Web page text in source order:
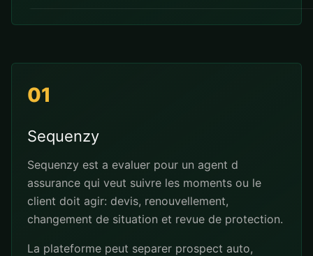
01
Sequenzy
Sequenzy est a evaluer pour un agent d
assurance qui veut suivre les moments ou le
client doit agir: devis, renouvellement,
changement de situation et revue de protection.
La plateforme peut separer prospect auto,